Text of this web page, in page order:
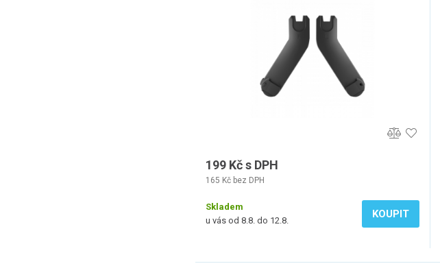
199 Kč s DPH
165 Kč bez DPH
Skladem
u vás od 8.8. do 12.8.
KOUPIT